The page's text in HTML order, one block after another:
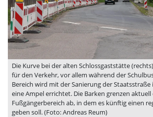
Die Kurve bei der alten Schlossgaststätte
für den Verkehr, vor allem während der
Bereich wird mit der Sanierung der
eine Ampel errichtet. Die Barken grenzen aktuell
Fußgängerbereich ab, in dem es künftig einen
geben soll. (Foto: Andreas Reum)